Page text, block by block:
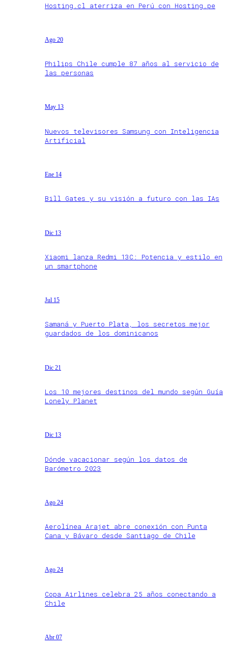
Hosting.cl aterriza en Perú con Hosting.pe
Ago 20
Philips Chile cumple 87 años al servicio de
las personas
May 13
Nuevos televisores Samsung con Inteligencia
Artificial
Ene 14
Bill Gates y su visión a futuro con las IAs
Dic 13
Xiaomi lanza Redmi 13C: Potencia y estilo en
un smartphone
Jul 15
Samaná y Puerto Plata, los secretos mejor
guardados de los dominicanos
Dic 21
Los 10 mejores destinos del mundo según Guía
Lonely Planet
Dic 13
Dónde vacacionar según los datos de
Barómetro 2023
Ago 24
Aerolínea Arajet abre conexión con Punta
Cana y Bávaro desde Santiago de Chile
Ago 24
Copa Airlines celebra 25 años conectando a
Chile
Abr 07